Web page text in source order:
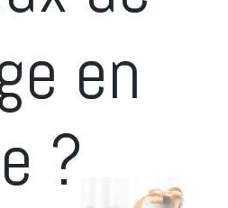
en
?